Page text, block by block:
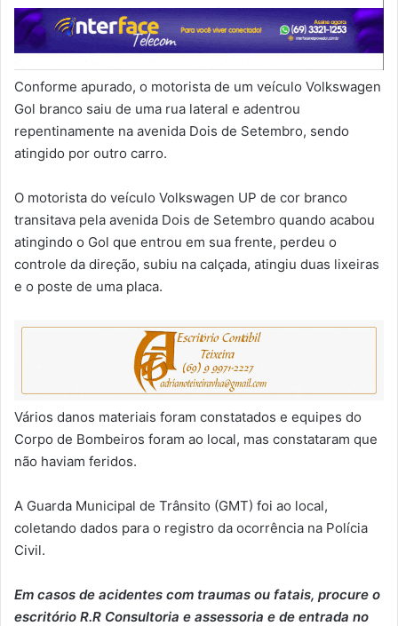
Conforme apurado, o motorista de um veículo Volkswagen
Gol branco saiu de uma rua lateral e adentrou
repentinamente na avenida Dois de Setembro, sendo
atingido por outro carro.
O motorista do veículo Volkswagen UP de cor branco
transitava pela avenida Dois de Setembro quando acabou
atingindo o Gol que entrou em sua frente, perdeu o
controle da direção, subiu na calçada, atingiu duas lixeiras
e o poste de uma placa.
Vários danos materiais foram constatados e equipes do
Corpo de Bombeiros foram ao local, mas constataram que
não haviam feridos.
A Guarda Municipal de Trânsito (GMT) foi ao local,
coletando dados para o registro da ocorrência na Polícia
Civil.
Em casos de acidentes com traumas ou fatais, procure o
escritório R.R Consultoria e assessoria e de entrada no